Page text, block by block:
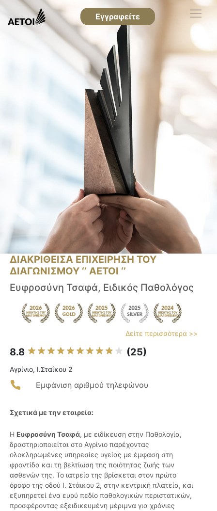
Εγγραφείτε
ΔΙΑΚΡΙΘΕΙΣΑ ΕΠΙΧΕΙΡΗΣΗ ΤΟΥ
ΔΙΑΓΩΝΙΣΜΟΥ ‘’ ΑΕΤΟΙ ‘’
Ευφροσύνη Τσαφά, Ειδικός Παθολόγος
Δείτε περισσότερα >>
8.8 (25)
Αγρίνιο, Ι.Σταΐκου 2
Εμφάνιση αριθμού τηλεφώνου
Σχετικά με την εταιρεία:
Η Ευφροσύνη Τσαφά, με ειδίκευση στην Παθολογία,
δραστηριοποιείται στο Αγρίνιο παρέχοντας
ολοκληρωμένες υπηρεσίες υγείας με έμφαση στη
φροντίδα και τη βελτίωση της ποιότητας ζωής των
ασθενών της. Το ιατρείο της βρίσκεται στον πρώτο
όροφο της οδού Ι. Στάικου 2, στην κεντρική πλατεία, και
εξυπηρετεί ένα ευρύ πεδίο παθολογικών περιστατικών,
προσφέροντας εξειδικευμένη μέριμνα για χρόνιες